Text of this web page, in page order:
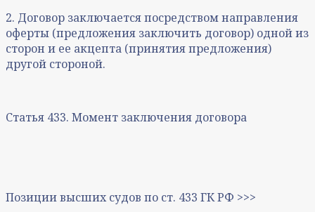
2. Договор заключается посредством направления
оферты (предложения заключить договор) одной из
сторон и ее акцепта (принятия предложения)
другой стороной.
Статья 433. Момент заключения договора
Позиции высших судов по ст. 433 ГК РФ >>>